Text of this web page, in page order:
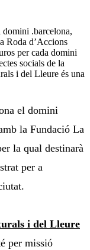
.barcelona,
Roda d’Accions
per cada domini
socials de la
i del Lleure és una
el domini
la Fundació La
la qual destinarà
per a
i del Lleure
per missió